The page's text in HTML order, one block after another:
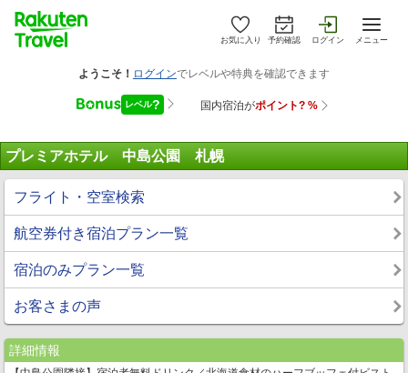
お気に入り 予約確認 ログイン メニュー
プレミアホテル 中島公園 札幌
フライト・空室検索
航空券付き宿泊プラン一覧
宿泊のみプラン一覧
お客さまの声
詳細情報